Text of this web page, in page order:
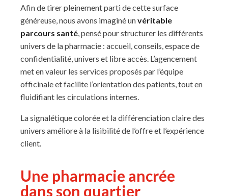
Afin de tirer pleinement parti de cette surface
généreuse, nous avons imaginé unvéritable
parcours santé pensé pour structurer les différents
univers de la pharmacie : accueil, conseils, espace de
confidentialité, univers et libre accès. L’agencement
met en valeur les services proposés par l’équipe
officinale et facilite l’orientation des patients, tout en
fluidifiant les circulations internes.
La signalétique colorée et la différenciation claire des
univers améliore à la lisibilité de l’offre et l’expérience
client.
Une pharmacie ancrée
dans son quartier